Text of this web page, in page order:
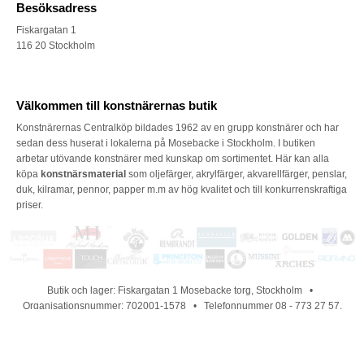
Besöksadress
Fiskargatan 1
116 20 Stockholm
Välkommen till konstnärernas butik
Konstnärernas Centralköp bildades 1962 av en grupp konstnärer och har
sedan dess huserat i lokalerna på Mosebacke i Stockholm. I butiken
arbetar utövande konstnärer med kunskap om sortimentet. Här kan alla
köpa konstnärsmaterial som oljefärger, akrylfärger, akvarellfärger, penslar,
duk, kilramar, pennor, papper m.m av hög kvalitet och till konkurrenskraftiga
priser.
Butik och lager: Fiskargatan 1 Mosebacke torg, Stockholm •
Organisationsnummer: 702001-1578 • Telefonnummer 08 - 773 27 57,